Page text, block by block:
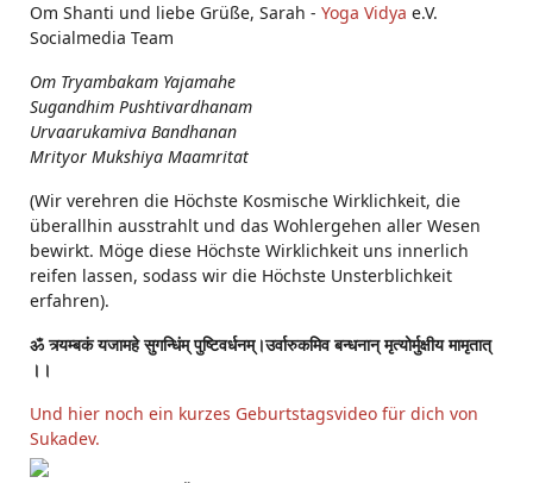
Om Shanti und liebe Grüße, Sarah - Yoga Vidya e.V.
Socialmedia Team
Om Tryambakam Yajamahe
Sugandhim Pushtivardhanam
Urvaarukamiva Bandhanan
Mrityor Mukshiya Maamritat
(Wir verehren die Höchste Kosmische Wirklichkeit, die
überallhin ausstrahlt und das Wohlergehen aller Wesen
bewirkt. Möge diese Höchste Wirklichkeit uns innerlich
reifen lassen, sodass wir die Höchste Unsterblichkeit
erfahren).
ॐ त्र्यम्बकं यजामहे सुगन्धिंम् पुष्टिवर्धनम्।उर्वारुकमिव बन्धनान् मृत्योर्मुक्षीय मामृतात्
।।
Und hier noch ein kurzes Geburtstagsvideo für dich von
Sukadev.